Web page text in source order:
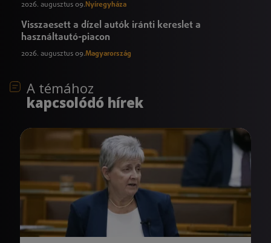
2026. augusztus 09. Nyíregyháza
Visszaesett a dízel autók iránti kereslet a
használtautó-piacon
2026. augusztus 09.Magyarország
A témához
kapcsolódó hírek